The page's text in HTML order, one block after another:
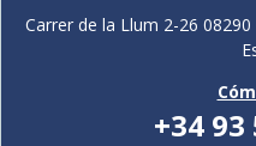
Carrer de la Llum 2-26
+34 93